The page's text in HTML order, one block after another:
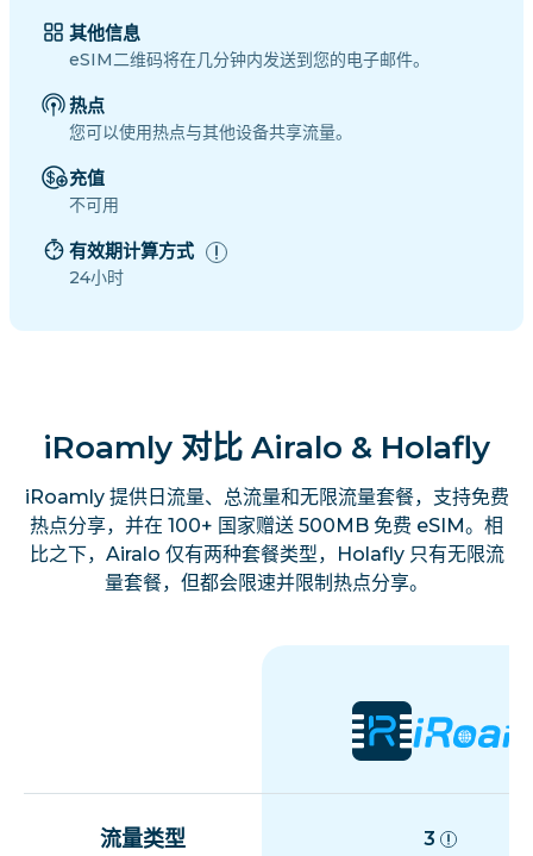
其他信息
eSIM二维码将在几分钟内发送到您的电子邮件。
热点
您可以使用热点与其他设备共享流量。
充值
不可用
有效期计算方式
24小时
iRoamly 对比 Airalo & Holafly
iRoamly 提供日流量、总流量和无限流量套餐，支持免费
热点分享，并在 100+ 国家赠送 500MB 免费 eSIM。相
比之下，Airalo 仅有两种套餐类型，Holafly 只有无限流
量套餐，但都会限速并限制热点分享。
流量类型 3